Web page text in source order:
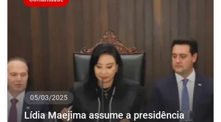
05/03/2025
Lídia Maejima assume a presidência